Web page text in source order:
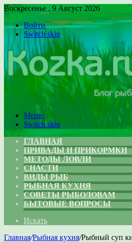
Воскресенье , 9 Август 2026
Войти
Switch skin
Меню
Switch skin
ГЛАВНАЯ
ПРИВАДЫ И ПРИКОРМКИ
МЕТОДЫ ЛОВЛИ
СНАСТИ
ВИДЫ РЫБ
РЫБНАЯ КУХНЯ
СОВЕТЫ РЫБОЛОВАМ
БЫТОВЫЕ ВОПРОСЫ
Искать
Главная/Рыбная кухня/Рыбный суп